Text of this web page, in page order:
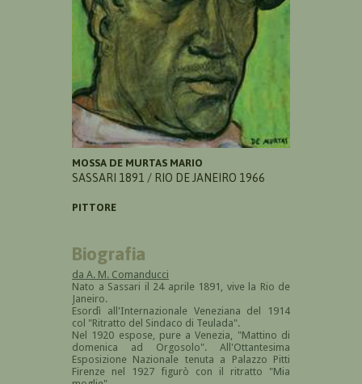
MOSSA DE MURTAS MARIO
SASSARI 1891 / RIO DE JANEIRO 1966
PITTORE
Biografia
da A. M. Comanducci
Nato a Sassari il 24 aprile 1891, vive la Rio de
Janeiro.
Esordì all'Internazionale Veneziana del 1914
col "Ritratto del Sindaco di Teulada".
Nel 1920 espose, pure a Venezia, "Mattino di
domenica ad Orgosolo". All'Ottantesima
Esposizione Nazionale tenuta a Palazzo Pitti
Firenze nel 1927 figurò con il ritratto "Mia